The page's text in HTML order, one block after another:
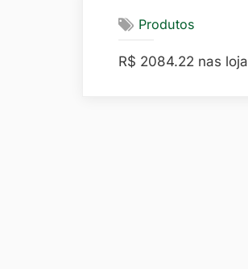
Produtos
R$ 2084.22 nas